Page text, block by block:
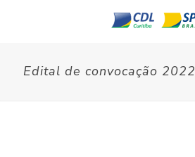
Edital de convocação 2022